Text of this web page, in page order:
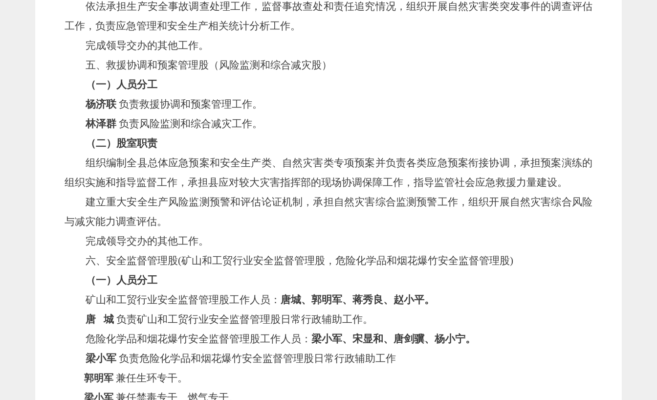
依法承担生产安全事故调查处理工作，监督事故查处和责任追究情况，组织开展自然灾害类突发事件的调查评估
工作，负责应急管理和安全生产相关统计分析工作。
完成领导交办的其他工作。
五、救援协调和预案管理股（风险监测和综合减灾股）
（一）人员分工
杨济联负责救援协调和预案管理工作。
林泽群负责风险监测和综合减灾工作。
（二）股室职责
组织编制全县总体应急预案和安全生产类、自然灾害类专项预案并负责各类应急预案衔接协调，承担预案演练的
组织实施和指导监督工作，承担县应对较大灾害指挥部的现场协调保障工作，指导监管社会应急救援力量建设。
建立重大安全生产风险监测预警和评估论证机制，承担自然灾害综合监测预警工作，组织开展自然灾害综合风险
与减灾能力调查评估。
完成领导交办的其他工作。
六、安全监督管理股(矿山和工贸行业安全监督管理股，危险化学品和烟花爆竹安全监督管理股)
（一）人员分工
矿山和工贸行业安全监督管理股工作人员： 唐城、郭明军、蒋秀良、赵小平。
唐
城 负责矿山和工贸行业安全监督管理股日常行政辅助工作。
危险化学品和烟花爆竹安全监督管理股工作人员： 梁小军、宋显和、唐剑骥、杨小宁。
梁小军 负责危险化学品和烟花爆竹安全监督管理股日常行政辅助工作
郭明军兼任生环专干。
梁小军兼任禁毒专干、燃气专干